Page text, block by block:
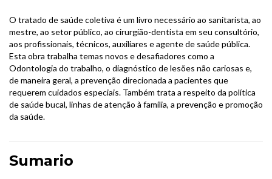
O tratado de saúde coletiva é um livro necessário ao sanitarista, ao
mestre, ao setor público, ao cirurgião-dentista em seu consultório,
aos profissionais, técnicos, auxiliares e agente de saúde pública.
Esta obra trabalha temas novos e desafiadores como a
Odontologia do trabalho, o diagnóstico de lesões não cariosas e,
de maneira geral, a prevenção direcionada a pacientes que
requerem cuidados especiais. Também trata a respeito da política
de saúde bucal, linhas de atenção à família, a prevenção e promoção
da saúde.
Sumario